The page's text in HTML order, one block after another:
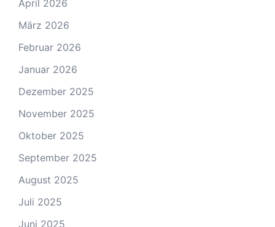
April 2026
März 2026
Februar 2026
Januar 2026
Dezember 2025
November 2025
Oktober 2025
September 2025
August 2025
Juli 2025
Juni 2025